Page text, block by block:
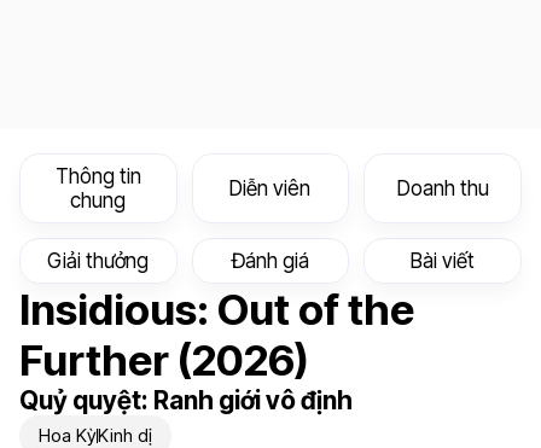
Thông tin
chung
Diễn viên Doanh thu
Giải thưởng Đánh giá Bài viết
Insidious: Out of the
Further (2026)
Quỷ quyệt: Ranh giới vô định
Hoa KỳKinh dị